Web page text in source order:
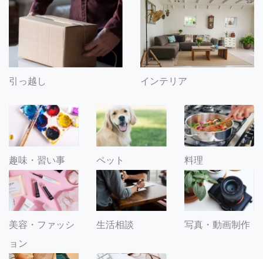
引っ越し インテリア
趣味・習い事 ペット 料理
美容・ファッシ
ョン
生活相談 写真・動画制作